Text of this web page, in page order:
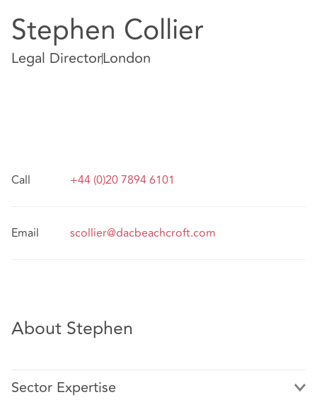
Stephen Collier
Legal DirectorLondon
Call +44 (0)20 7894 6101
Email scollier@dacbeachcroft.com
About Stephen
Sector Expertise